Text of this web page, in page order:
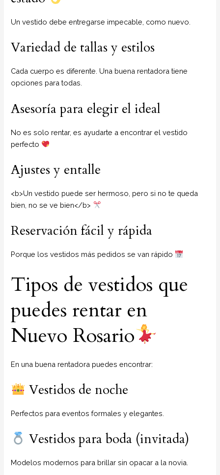
Un vestido debe entregarse impecable, como nuevo.
Variedad de tallas y estilos
Cada cuerpo es diferente. Una buena rentadora tiene
opciones para todas.
Asesoría para elegir el ideal
No es solo rentar, es ayudarte a encontrar el vestido
perfecto
Ajustes y entalle
<b>Un vestido puede ser hermoso, pero si no te queda
bien, no se ve bien</b>
Reservación fácil y rápida
Porque los vestidos más pedidos se van rápido
Tipos de vestidos que
puedes rentar en
Nuevo Rosario
En una buena rentadora puedes encontrar:
Vestidos de noche
Perfectos para eventos formales y elegantes.
Vestidos para boda (invitada)
Modelos modernos para brillar sin opacar a la novia.